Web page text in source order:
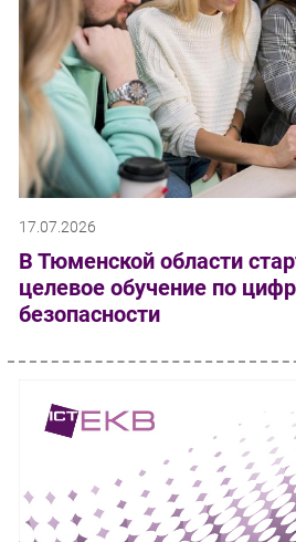
17.07.2026
В Тюменской области
целевое обучение по
безопасности